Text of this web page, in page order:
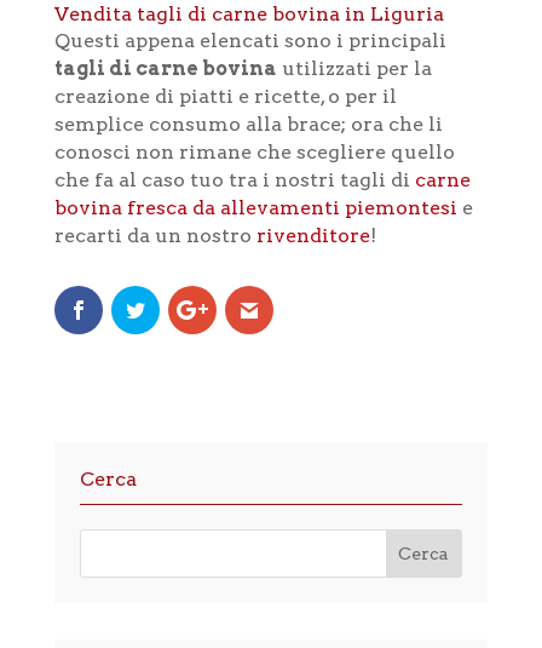
Vendita tagli di carne bovina in Liguria
Questi appena elencati sono i principali
tagli di carne bovina utilizzati per la
creazione di piatti e ricette, o per il
semplice consumo alla brace; ora che li
conosci non rimane che scegliere quello
che fa al caso tuo tra i nostri tagli di carne
bovina fresca da allevamenti piemontesi e
recarti da un nostro rivenditore!
Cerca